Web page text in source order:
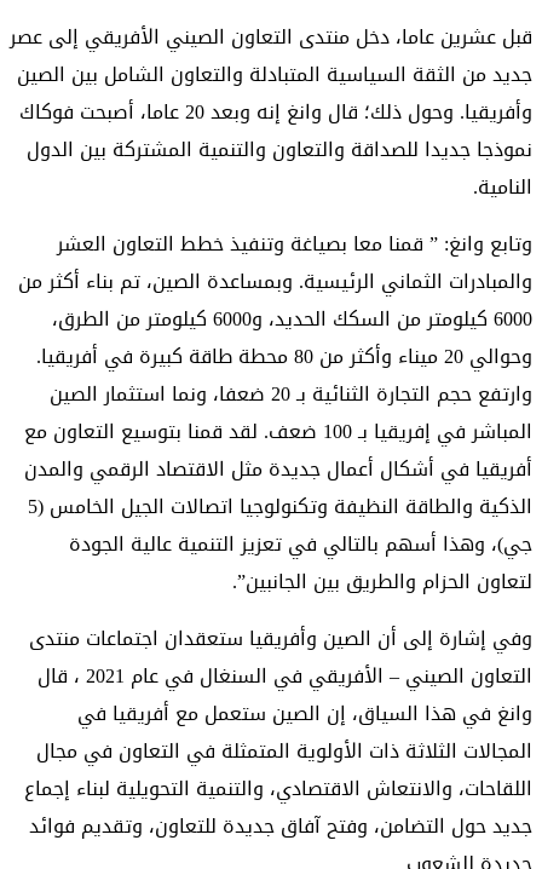
قبل عشرين عاما، دخل منتدى التعاون الصيني الأفريقي إلى عصر
جديد من الثقة السياسية المتبادلة والتعاون الشامل بين الصين
وأفريقيا. وحول ذلك؛ قال وانغ إنه وبعد 20 عاما، أصبحت فوكاك
نموذجا جديدا للصداقة والتعاون والتنمية المشتركة بين الدول
النامية.
وتابع وانغ: ” قمنا معا بصياغة وتنفيذ خطط التعاون العشر
والمبادرات الثماني الرئيسية. وبمساعدة الصين، تم بناء أكثر من
6000 كيلومتر من السكك الحديد، و6000 كيلومتر من الطرق،
وحوالي 20 ميناء وأكثر من 80 محطة طاقة كبيرة في أفريقيا.
وارتفع حجم التجارة الثنائية بـ 20 ضعفا، ونما استثمار الصين
المباشر في إفريقيا بـ 100 ضعف. لقد قمنا بتوسيع التعاون مع
أفريقيا في أشكال أعمال جديدة مثل الاقتصاد الرقمي والمدن
الذكية والطاقة النظيفة وتكنولوجيا اتصالات الجيل الخامس (5
جي)، وهذا أسهم بالتالي في تعزيز التنمية عالية الجودة
لتعاون الحزام والطريق بين الجانبين”.
وفي إشارة إلى أن الصين وأفريقيا ستعقدان اجتماعات منتدى
التعاون الصيني – الأفريقي في السنغال في عام 2021 ، قال
وانغ في هذا السياق، إن الصين ستعمل مع أفريقيا في
المجالات الثلاثة ذات الأولوية المتمثلة في التعاون في مجال
اللقاحات، والانتعاش الاقتصادي، والتنمية التحويلية لبناء إجماع
جديد حول التضامن، وفتح آفاق جديدة للتعاون، وتقديم فوائد